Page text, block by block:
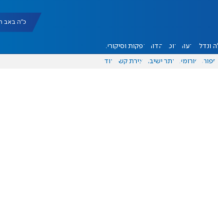
כ"ה באב תשפ"ו
ונדל"ן דעות אוכל יהדות הפקות וסיקורים
ספורט פורומים אתר ישיבה יצירת קשר עוד